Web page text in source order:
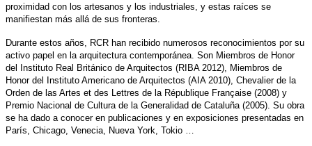
proximidad con los artesanos y los industriales, y estas raíces se
manifiestan más allá de sus fronteras.
Durante estos años, RCR han recibido numerosos reconocimientos por su
activo papel en la arquitectura contemporánea. Son Miembros de Honor
del Instituto Real Británico de Arquitectos (RIBA 2012), Miembros de
Honor del Instituto Americano de Arquitectos (AIA 2010), Chevalier de la
Orden de las Artes et des Lettres de la République Française (2008) y
Premio Nacional de Cultura de la Generalidad de Cataluña (2005). Su obra
se ha dado a conocer en publicaciones y en exposiciones presentadas en
París, Chicago, Venecia, Nueva York, Tokio …